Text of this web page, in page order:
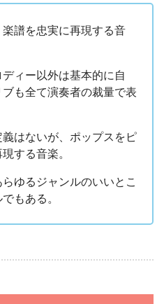
譜を忠実に再現する音
ィー以外は基本的に自
も全て演奏者の裁量で表
はないが、ポップスをピ
する音楽。
ゆるジャンルのいいとこ
もある。